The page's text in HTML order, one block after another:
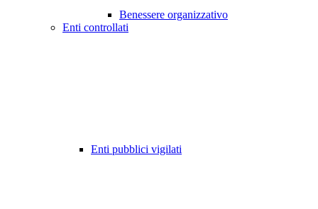
Benessere organizzativo
Enti controllati
Enti pubblici vigilati